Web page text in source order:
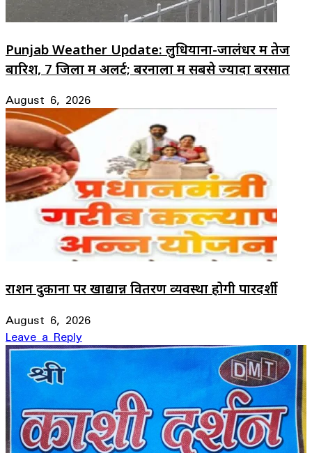
Punjab Weather Update: लुधियाना-जालंधर में तेज
बारिश, 7 जिलों में अलर्ट; बरनाला में सबसे ज्यादा बरसात
August 6, 2026
राशन दुकानों पर खाद्यान्न वितरण व्यवस्था होगी पारदर्शी
August 6, 2026
Leave a Reply